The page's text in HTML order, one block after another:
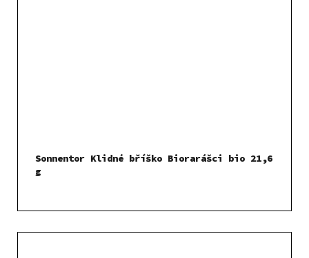
Sonnentor Klidné bříško Biorarášci bio 21,6
g